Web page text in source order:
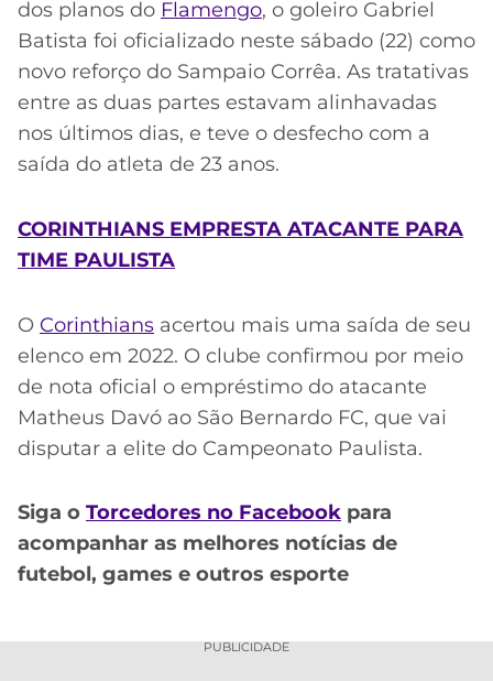
dos planos do Flamengo, o goleiro Gabriel
Batista foi oficializado neste sábado (22) como
novo reforço do Sampaio Corrêa. As tratativas
entre as duas partes estavam alinhavadas
nos últimos dias, e teve o desfecho com a
saída do atleta de 23 anos.
CORINTHIANS EMPRESTA ATACANTE PARA
TIME PAULISTA
O Corinthians acertou mais uma saída de seu
elenco em 2022. O clube confirmou por meio
de nota oficial o empréstimo do atacante
Matheus Davó ao São Bernardo FC, que vai
disputar a elite do Campeonato Paulista.
Siga o Torcedores no Facebook para
acompanhar as melhores notícias de
futebol, games e outros esporte
PUBLICIDADE